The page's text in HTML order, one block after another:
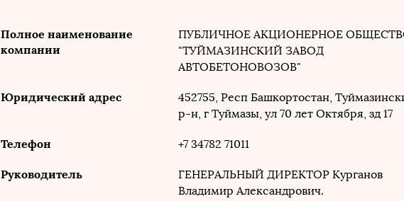
Полное наименование
компании
ПУБЛИЧНОЕ АКЦИОНЕРНОЕ
"ТУЙМАЗИНСКИЙ ЗАВОД
АВТОБЕТОНОВОЗОВ"
Юридический адрес
452755, Респ Башкортостан,
р-н, г Туймазы, ул 70 лет Октября, зд 17
Телефон +7 34782 71011
Руководитель ГЕНЕРАЛЬНЫЙ ДИРЕКТОР Курганов
Владимир Александрович.